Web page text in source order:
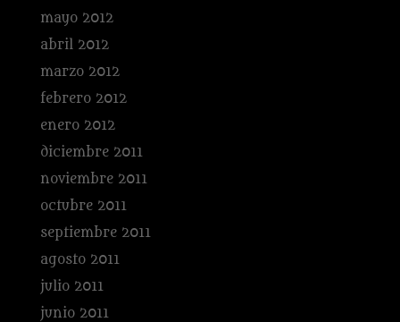
mayo 2012
abril 2012
marzo 2012
febrero 2012
enero 2012
diciembre 2011
noviembre 2011
octubre 2011
septiembre 2011
agosto 2011
julio 2011
junio 2011